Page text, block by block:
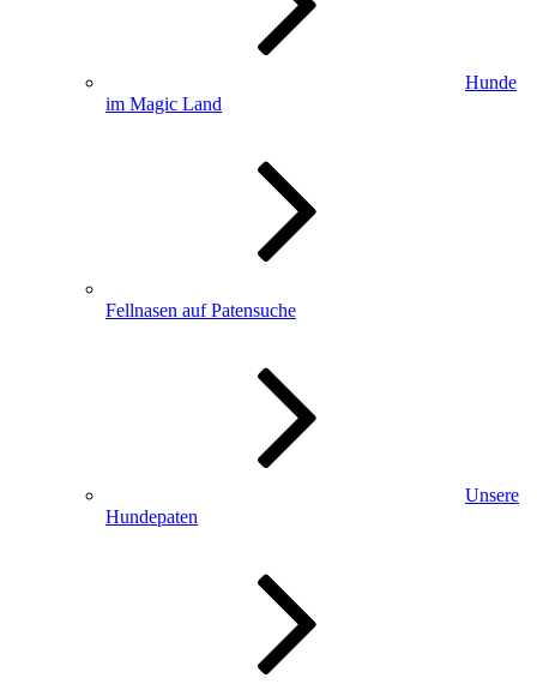
Hunde
im Magic Land
Fellnasen auf Patensuche
Unsere
Hundepaten